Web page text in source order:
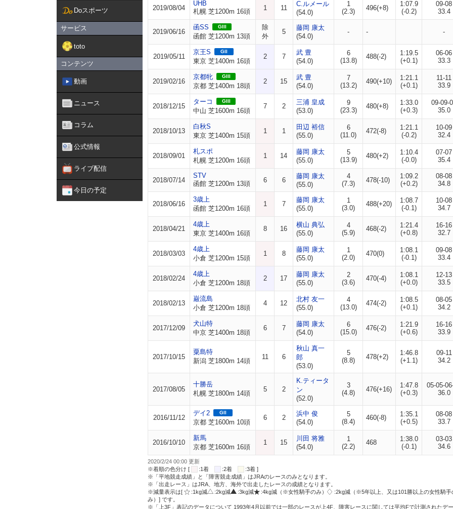
Doスポーツ
サービス
toto
コンテンツ
動画
ニュース
コラム
公式情報
ライブ配信
今日の予定
2019/08/04
UHB
札幌 芝1200m 16頭
1 11
C.ルメール
(54.0)
1
(2.3)
496(+8)
1:07.9
(-0.2)
09-08
33.4
2019/06/16
函SS GIII
函館 芝1200m 13頭
除
外
5
藤岡 康太
(54.0)
- - -
2019/05/11
京王S GII
東京 芝1400m 16頭
2 7
武 豊
(54.0)
6
(13.8)
488(-2)
1:19.5
(+0.1)
06-06
33.3
2019/02/16
京都牝 GIII
京都 芝1400m 18頭
2 15
武 豊
(54.0)
7
(13.2)
490(+10)
1:21.1
(+0.1)
11-11
33.9
2018/12/15
ターコ GIII
中山 芝1600m 16頭
7 2
三浦 皇成
(53.0)
9
(23.3)
480(+8)
1:33.0
(+0.3)
09-09-
35.0
2018/10/13
白秋S
東京 芝1400m 15頭
1 1
田辺 裕信
(55.0)
6
(11.0)
472(-8)
1:21.1
(-0.2)
10-09
32.4
2018/09/01
札スポ
札幌 芝1200m 16頭
1 14
藤岡 康太
(55.0)
5
(13.9)
480(+2)
1:10.4
(-0.0)
07-07
35.4
2018/07/14
STV
函館 芝1200m 13頭
6 6
藤岡 康太
(55.0)
4
(7.3)
478(-10)
1:09.2
(+0.2)
08-08
34.8
2018/06/16
3歳上
函館 芝1200m 16頭
1 7
藤岡 康太
(55.0)
1
(3.0)
488(+20)
1:08.7
(-0.1)
10-08
34.7
2018/04/21
4歳上
東京 芝1400m 16頭
8 16
横山 典弘
(55.0)
4
(5.9)
468(-2)
1:21.4
(+0.8)
16-16
32.7
2018/03/03
4歳上
小倉 芝1200m 15頭
1 8
藤岡 康太
(55.0)
1
(2.0)
470(0)
1:08.1
(-0.1)
09-08
33.4
2018/02/24
4歳上
小倉 芝1200m 18頭
2 17
藤岡 康太
(55.0)
2
(3.6)
470(-4)
1:08.1
(+0.0)
12-13
33.5
2018/02/13
巌流島
小倉 芝1200m 18頭
4 12
北村 友一
(55.0)
4
(13.0)
474(-2)
1:08.5
(+0.1)
08-05
34.2
2017/12/09
犬山特
中京 芝1400m 18頭
6 7
藤岡 康太
(54.0)
6
(15.0)
476(-2)
1:21.9
(+0.6)
16-16
33.9
2017/10/15
粟島特
新潟 芝1800m 14頭
11 6
秋山 真一
郎
(53.0)
5
(8.8)
478(+2)
1:46.8
(+1.1)
09-11
34.2
2017/08/05
十勝岳
札幌 芝1800m 14頭
5 2
K.ティータ
ン
(52.0)
3
(4.8)
476(+16)
1:47.8
(+0.3)
05-05-
36.0
2016/11/12
デイ2 GII
京都 芝1600m 10頭
6 2
浜中 俊
(54.0)
5
(8.4)
460(-8)
1:35.1
(+0.5)
08-08
33.7
2016/10/10
新馬
京都 芝1600m 16頭
1 15
川田 将雅
(54.0)
1
(2.2)
468
1:38.0
(-0.1)
03-03
34.6
2020/2/24 00:00 更新
※着順の色分け [
:1着 :2着
:3着 ]
※「平地競走成績」と「障害競走成績」はJRAのレースのみとなります。
※「出走レース」はJRA、地方、海外で出走したレースの成績となります。
※減量表示は[
:1kg減 :2kg減 :3kg減 :4kg減（※女性騎手のみ）
:2kg減（※5年以上、又は101勝以上の女性騎手
み）] です。
※「上3F」表記のデータについて 1993年4月以前では一部のレースが上4F、障害レースに関しては平均Fで計測されたデ